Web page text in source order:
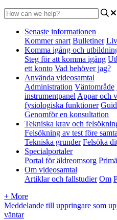
Senaste informationen
Kommer snart Bulletiner
Komma igång och
Steg för att komma igång
ett konto Vad behöver jag?
Använda videosamtal
Administration Väntområde
instrumentpanel Appar och
fysiologiska funktioner
Genomför en konsultation
Tekniska krav och
Felsökning av test före
Tekniska grunder Felsöka
Specialportaler
Portal för äldreomsorg
Om videosamtal
Artiklar och fallstudier Om
+ More
Meddelande till uppringare som
väntar